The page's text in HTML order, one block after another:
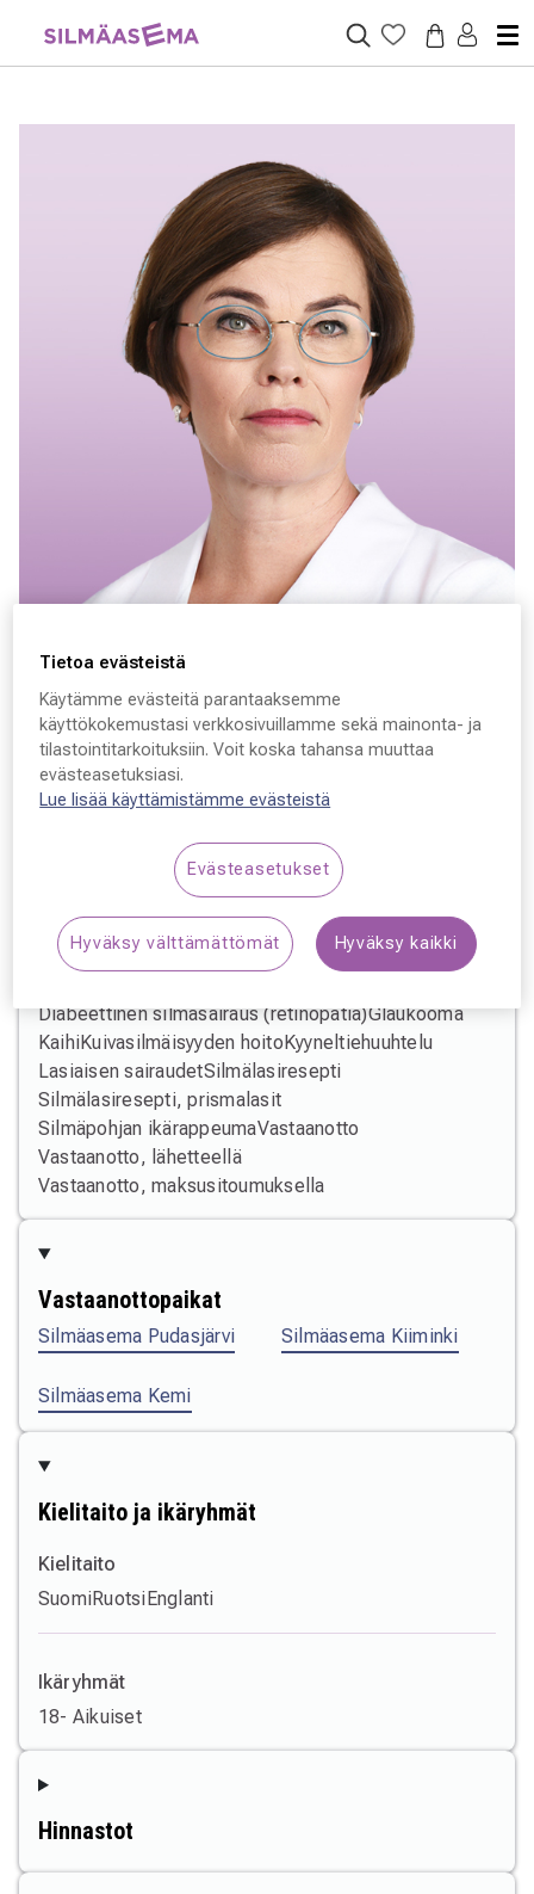
Varaa aika
Ulla Lahtela
Lääkäri, silmätautien erikoislääkäri
Erikoisosaaminen
Silmäsairaudet
Diabeettinen silmäsairaus (retinopatia)Glaukooma
KaihiKuivasilmäisyyden hoitoKyyneltiehuuhtelu
Lasiaisen sairaudetSilmälasiresepti
Silmälasiresepti, prismalasit
Silmäpohjan ikärappeumaVastaanotto
Vastaanotto, lähetteellä
Vastaanotto, maksusitoumuksella
Vastaanottopaikat
Silmäasema Pudasjärvi Silmäasema Kiiminki
Silmäasema Kemi
Kielitaito ja ikäryhmät
Kielitaito
SuomiRuotsiEnglanti
Ikäryhmät
18- Aikuiset
Hinnastot
Tietoa evästeistä
Käytämme evästeitä parantaaksemme
käyttökokemustasi verkkosivuillamme sekä mainonta- ja
tilastointitarkoituksiin. Voit koska tahansa muuttaa
evästeasetuksiasi.
Lue lisää käyttämistämme evästeistä
Evästeasetukset
Hyväksy välttämättömät Hyväksy kaikki